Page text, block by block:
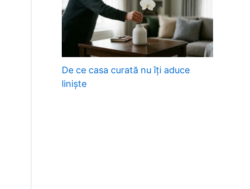
De ce casa curată nu îți aduce
liniște